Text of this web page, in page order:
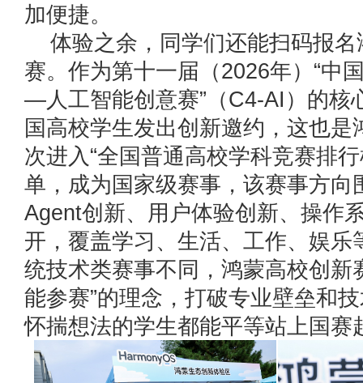
加便捷。
体验之余，同学们还能扫码报
赛。作为第十一届（2026年）“中
—人工智能创意赛”（C4-AI）的核
国高校学生发出创新邀约，这也是
次进入“全国普通高校学科竞赛排
单，成为国家级赛事，该赛事方向
Agent创新、用户体验创新、操作
开，覆盖学习、生活、工作、娱乐
统技术类赛事不同，鸿蒙高校创新
能参赛”的理念，打破专业壁垒和
怀揣想法的学生都能平等站上国赛